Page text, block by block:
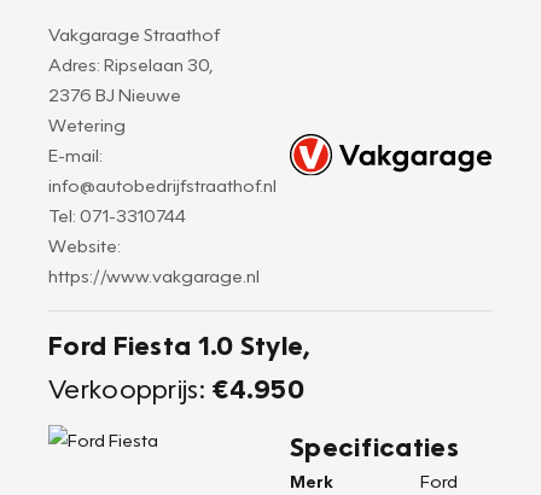
Vakgarage Straathof
Adres: Ripselaan 30,
2376 BJ Nieuwe
Wetering
E-mail:
info@autobedrijfstraathof.nl
Tel: 071-3310744
Website:
https://www.vakgarage.nl
Ford Fiesta 1.0 Style,
Verkoopprijs: €4.950
Specificaties
Merk
Ford